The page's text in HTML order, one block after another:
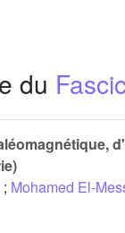
du
; Mohamed El-